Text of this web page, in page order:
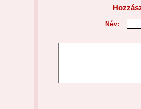
Név: